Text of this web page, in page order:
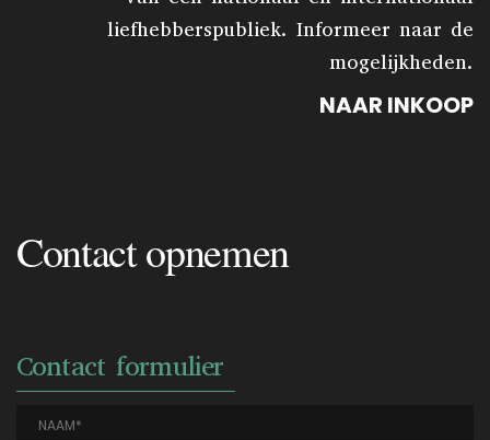
liefhebberspubliek. Informeer naar de
mogelijkheden.
NAAR INKOOP
Contact opnemen
Contact formulier